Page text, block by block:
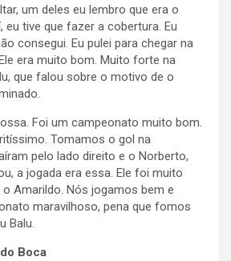
um deles eu lembro que era o
eu tive que fazer a cobertura. Eu
consegui. Eu pulei para chegar na
era muito bom. Muito forte na
que falou sobre o motivo de o
Foi um campeonato muito bom.
Tomamos o gol na
pelo lado direito e o Norberto,
a jogada era essa. Ele foi muito
Amarildo. Nós jogamos bem e
maravilhoso, pena que fomos
Balu.
Boca